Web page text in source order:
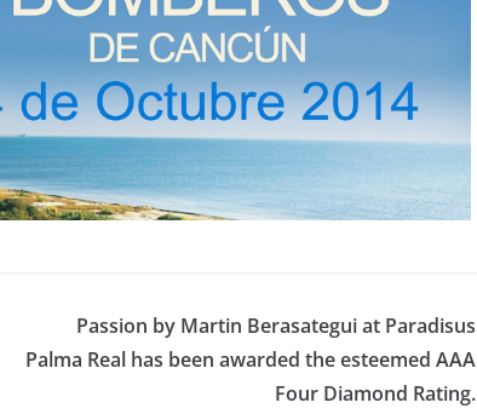
Passion by Martin Berasategui at Paradisus
Palma Real has been awarded the esteemed AAA
Four Diamond Rating.